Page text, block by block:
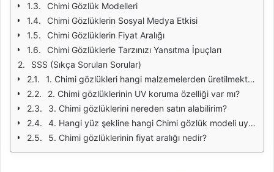
Chimi Gözlük Modelleri
Chimi Gözlüklerin Sosyal Medya Etkisi
Chimi Gözlüklerin Fiyat Aralığı
Chimi Gözlüklerle Tarzınızı Yansıtma İpuçları
SSS (Sıkça Sorulan Sorular)
1. Chimi gözlükleri hangi malzemelerden üretilmektedir?
2. Chimi gözlüklerinin UV koruma özelliği var mı?
3. Chimi gözlüklerini nereden satın alabilirim?
4. Hangi yüz şekline hangi Chimi gözlük modeli uygundur?
5. Chimi gözlüklerinin fiyat aralığı nedir?